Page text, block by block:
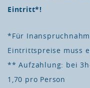
Eintritt*!
*Für
Eintrittspreise muss
** Aufzahlung: bei
1,70 pro Person